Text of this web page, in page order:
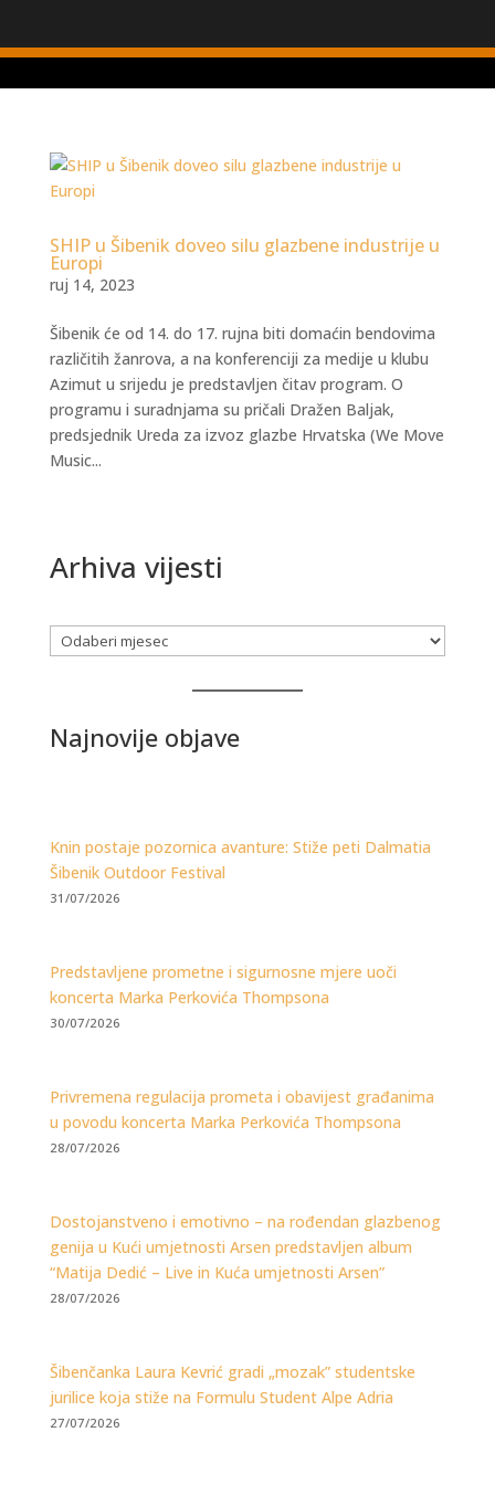
SHIP u Šibenik doveo silu glazbene industrije u
Europi
ruj 14, 2023
Šibenik će od 14. do 17. rujna biti domaćin bendovima
različitih žanrova, a na konferenciji za medije u klubu
Azimut u srijedu je predstavljen čitav program. O
programu i suradnjama su pričali Dražen Baljak,
predsjednik Ureda za izvoz glazbe Hrvatska (We Move
Music...
Arhiva vijesti
Arhiva
Najnovije objave
Knin postaje pozornica avanture: Stiže peti Dalmatia
Šibenik Outdoor Festival
31/07/2026
Predstavljene prometne i sigurnosne mjere uoči
koncerta Marka Perkovića Thompsona
30/07/2026
Privremena regulacija prometa i obavijest građanima
u povodu koncerta Marka Perkovića Thompsona
28/07/2026
Dostojanstveno i emotivno – na rođendan glazbenog
genija u Kući umjetnosti Arsen predstavljen album
“Matija Dedić – Live in Kuća umjetnosti Arsen”
28/07/2026
Šibenčanka Laura Kevrić gradi „mozak” studentske
jurilice koja stiže na Formulu Student Alpe Adria
27/07/2026